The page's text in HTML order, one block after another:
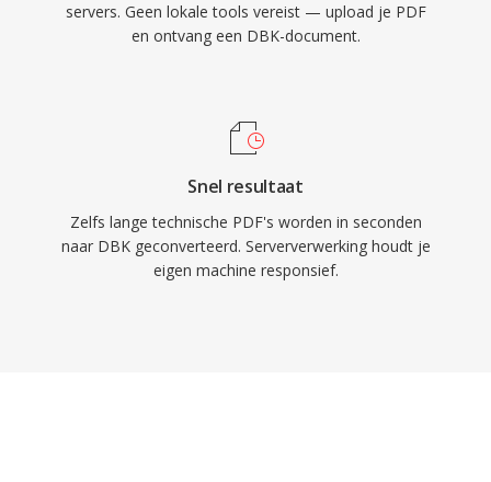
servers. Geen lokale tools vereist — upload je PDF
en ontvang een DBK-document.
Snel resultaat
Zelfs lange technische PDF's worden in seconden
naar DBK geconverteerd. Serververwerking houdt je
eigen machine responsief.